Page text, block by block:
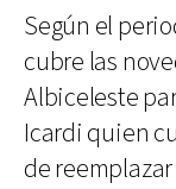
Según el
cubre las
Albiceleste
Icardi quien
de